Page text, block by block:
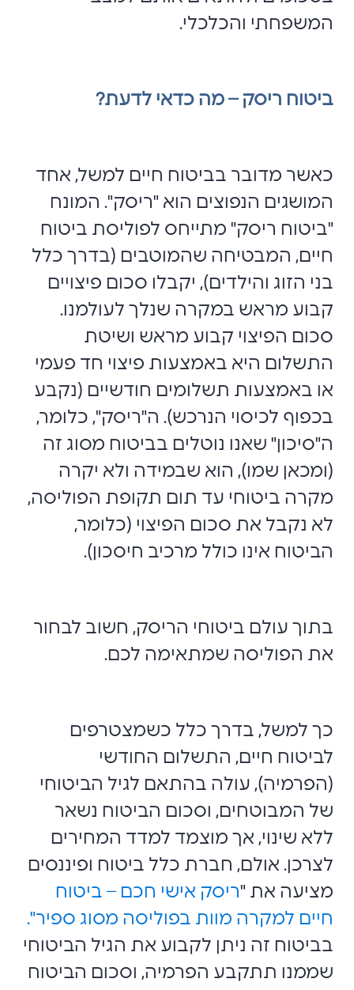
המשפחתי והכלכלי.
ביטוח ריסק – מה כדאי לדעת?
כאשר מדובר בביטוח חיים למשל, אחד
המושגים הנפוצים הוא "ריסק". המונח
"ביטוח ריסק" מתייחס לפוליסת ביטוח
חיים, המבטיחה שהמוטבים (בדרך כלל
בני הזוג והילדים), יקבלו סכום פיצויים
קבוע מראש במקרה שנלך לעולמנו.
סכום הפיצוי קבוע מראש ושיטת
התשלום היא באמצעות פיצוי חד פעמי
או באמצעות תשלומים חודשיים (נקבע
בכפוף לכיסוי הנרכש). ה"ריסק", כלומר,
ה"סיכון" שאנו נוטלים בביטוח מסוג זה
(ומכאן שמו), הוא שבמידה ולא יקרה
מקרה ביטוחי עד תום תקופת הפוליסה,
לא נקבל את סכום הפיצוי (כלומר,
הביטוח אינו כולל מרכיב חיסכון).
בתוך עולם ביטוחי הריסק, חשוב לבחור
את הפוליסה שמתאימה לכם.
כך למשל, בדרך כלל כשמצטרפים
לביטוח חיים, התשלום החודשי
(הפרמיה), עולה בהתאם לגיל הביטוחי
של המבוטחים, וסכום הביטוח נשאר
ללא שינוי, אך מוצמד למדד המחירים
לצרכן. אולם, חברת כלל ביטוח ופיננסים
מציעה את "ריסק אישי חכם – ביטוח
חיים למקרה מוות בפוליסה מסוג ספיר".
בביטוח זה ניתן לקבוע את הגיל הביטוחי
שממנו תתקבע הפרמיה, וסכום הביטוח